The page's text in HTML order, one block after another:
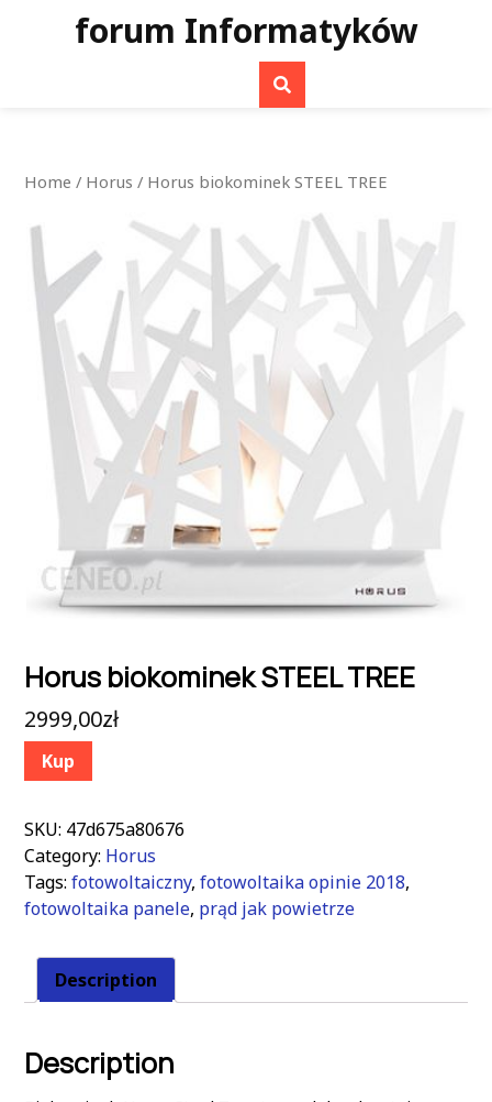
forum Informatyków
Home / Horus / Horus biokominek STEEL TREE
Horus biokominek STEEL TREE
2999,00zł
Kup
SKU: 47d675a80676
Category: Horus
Tags: fotowoltaiczny, fotowoltaika opinie 2018,
fotowoltaika panele, prąd jak powietrze
Description
Description